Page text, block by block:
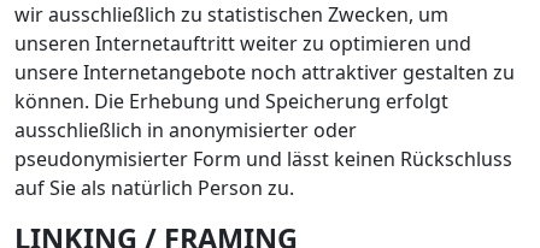
wir ausschließlich zu statistischen Zwecken, um
unseren Internetauftritt weiter zu optimieren und
unsere Internetangebote noch attraktiver gestalten zu
können. Die Erhebung und Speicherung erfolgt
ausschließlich in anonymisierter oder
pseudonymisierter Form und lässt keinen Rückschluss
auf Sie als natürlich Person zu.
LINKING / FRAMING